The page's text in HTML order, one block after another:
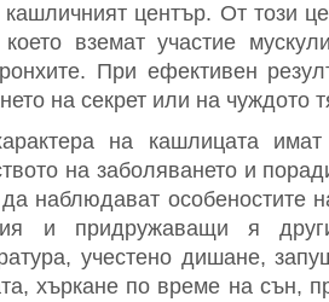
център. От този
вземат участие
При ефективен
на секрет или на чуждото
на кашлицата
на заболяването и
наблюдават особеностите
и придружаващи я
учестено дишане,
хъркане по време на сън,